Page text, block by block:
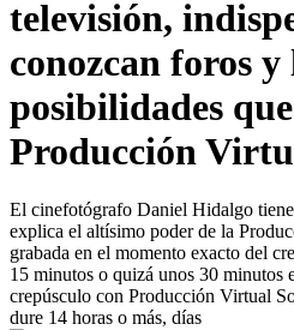
televisión,
conozcan foros y
posibilidades
Producción
El cinefotógrafo Daniel Hidalgo
explica el altísimo poder de la
grabada en el momento exacto del
15 minutos o quizá unos 30 minutos
crepúsculo con Producción Virtual
dure 14 horas o más, días